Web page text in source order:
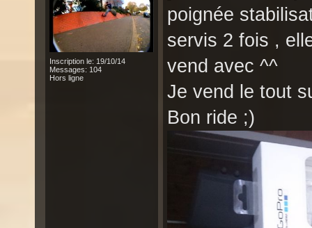
Inscription le: 19/10/14
Messages: 104
Hors ligne
poignée
servis 2 fois ,
vend avec ^^
Je vend le tout
Bon ride ;)